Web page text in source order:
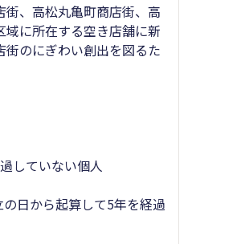
、高松丸亀町商店街、高
に所在する空き店舗に新
のにぎわい創出を図るた
していない個人
日から起算して5年を経過